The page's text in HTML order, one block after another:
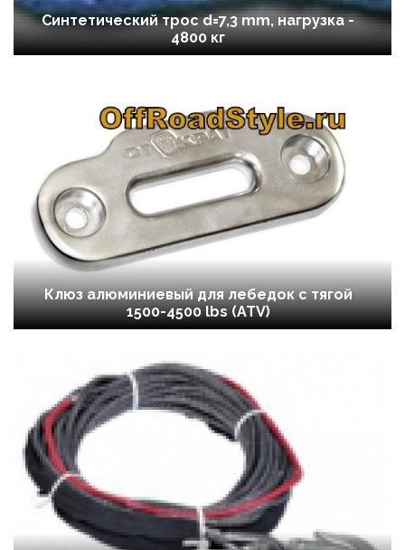
Синтетический трос d=7,3 mm, нагрузка -
4800 кг
Клюз алюминиевый для лебедок с тягой
1500-4500 lbs (ATV)